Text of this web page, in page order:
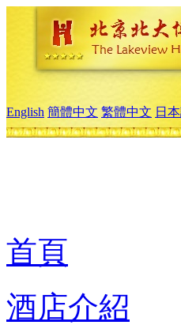
English 簡體中文 繁體中文 日
首頁
酒店介紹